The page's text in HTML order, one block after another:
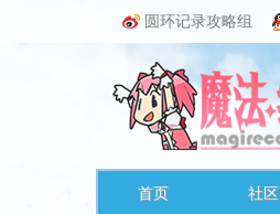
圆环记录攻略组
首页 社区